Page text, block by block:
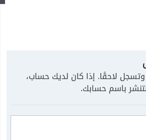
لاحقًا. إذا كان لديك حساب،
باسم حسابك.